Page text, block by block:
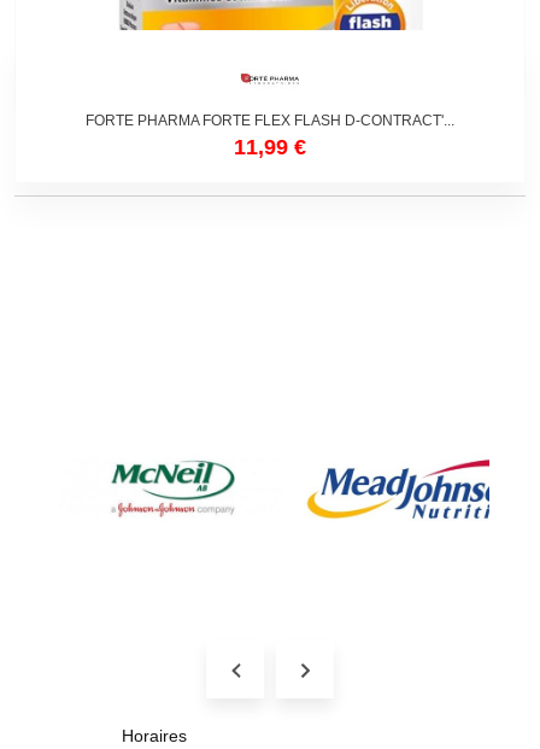
FORTE PHARMA FORTE FLEX FLASH D-CONTRACT'...
11,99 €
Horaires